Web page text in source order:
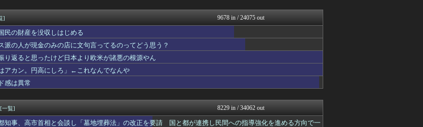
ティー開催の松尾統章県議 自民党県議団の会長辞意表明...
黒マッチョニュース
納税の返礼品に『戦闘機の清掃体験』」→サヨク発狂「徴...
島」生態系に異変、観光客「過剰な餌やり」で増えた思...
ピニンファリーナ、日本の鉄道を初デザイン。南海電鉄...
向かう女子高生に中国SNS「青春」「うらやましい」...
国難にあってもの申す！！
全性を優先した設計」とEV推進派がスカスカ構...
遺族が「全容解明と再発防止を求める会」設立 継続的に...
けど、15号の予想進路…なんだこれ？
にゅーすアルー！
員って嘘付いて付き合ってる
ふぇー速
増 若い世代で多く
痛いニュース(ﾉ∀`)
立憲民主ブレーンの菅野完氏、メルチュ折田社長に人...
反日愚国 恨寓瘻
せん。このままでは国連が完全崩壊します。助けて下さい...
日本第一！ニュース録
] 9678 in / 24075 out
民の財産を没収しはじめる
派の人が現金のみの店に文句言ってるのってどう思う？
り返ると思ったけど日本より欧米が諸悪の根源やん
アカン。円高にしろ」←これなんでなんや
感は異常
[一覧] 8229 in / 34062 out
知事、高市首相と会談し「墓地埋葬法」の改正を要請 国と都が連携し民間への指導強化を進める方向で一